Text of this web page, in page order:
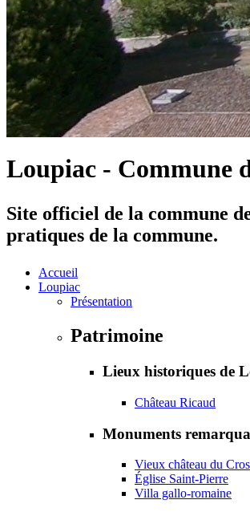
Loupiac - Commune
Site officiel de la commune
pratiques de la commune.
Accueil
Loupiac
Présentation
Patrimoine
Lieux historiques de
Château Ricaud
Monuments
Vieux château du Cros
Église Saint-Pierre
Villa gallo-romaine